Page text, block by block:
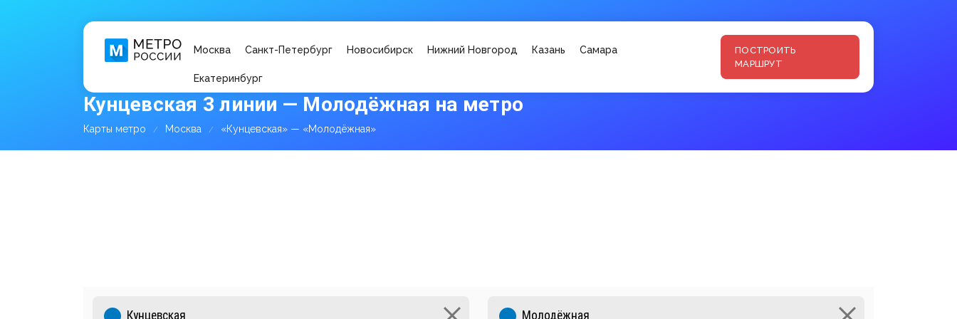
Москва Санкт-Петербург Новосибирск Нижний Новгород Казань Самара
Екатеринбург
ПОСТРОИТЬ
МАРШРУТ
Кунцевская 3 линии — Молодёжная на метро
Карты метро Москва «Кунцевская» — «Молодёжная»